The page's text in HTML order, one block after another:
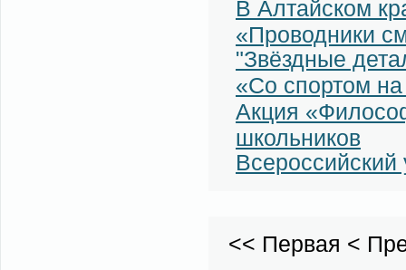
В Алтайском
«Проводники
"Звёздные
«Со спортом
Акция
школьников
<< Первая <